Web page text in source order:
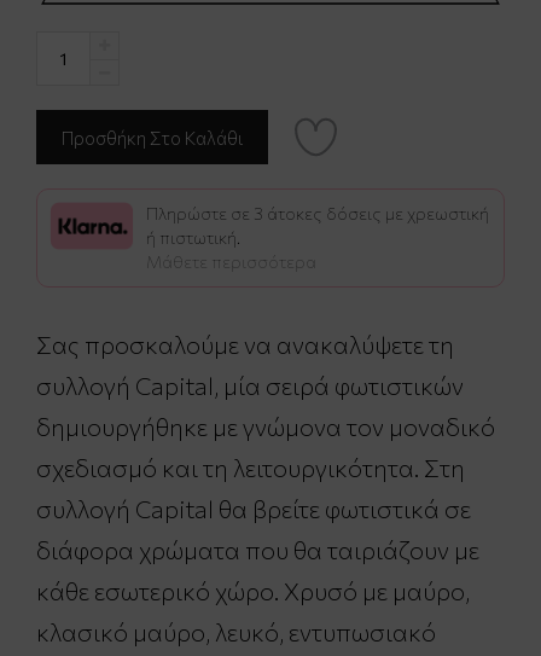
Πληρώστε σε 3 άτοκες δόσεις με χρεωστική
ή πιστωτική.
Μάθετε περισσότερα
Σας προσκαλούμε να ανακαλύψετε τη
συλλογή Capital, μία σειρά φωτιστικών
δημιουργήθηκε με γνώμονα τον μοναδικό
σχεδιασμό και τη λειτουργικότητα. Στη
συλλογή Capital θα βρείτε φωτιστικά σε
διάφορα χρώματα που θα ταιριάζουν με
κάθε εσωτερικό χώρο. Χρυσό με μαύρο,
κλασικό μαύρο, λευκό, εντυπωσιακό